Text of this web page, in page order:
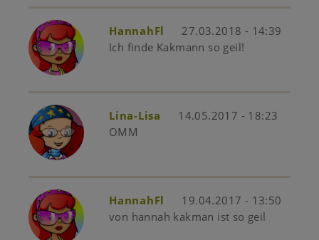
HannahFl
27.03.2018 - 14:39
Ich finde Kakmann so geil!
Lina-Lisa
14.05.2017 - 18:23
OMM
HannahFl
19.04.2017 - 13:50
von hannah kakman ist so geil